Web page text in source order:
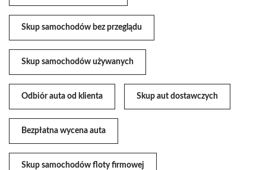
Skup samochodów bez przeglądu
Skup samochodów używanych
Odbiór auta od klienta Skup aut dostawczych
Bezpłatna wycena auta
Skup samochodów floty firmowej